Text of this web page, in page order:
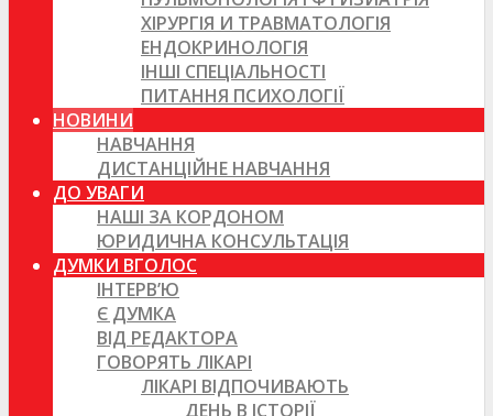
ХІРУРГІЯ И ТРАВМАТОЛОГІЯ
ЕНДОКРИНОЛОГІЯ
ІНШІ СПЕЦІАЛЬНОСТІ
ПИТАННЯ ПСИХОЛОГІЇ
НОВИНИ
НАВЧАННЯ
ДИСТАНЦІЙНЕ НАВЧАННЯ
ДО УВАГИ
НАШІ ЗА КОРДОНОМ
ЮРИДИЧНА КОНСУЛЬТАЦІЯ
ДУМКИ ВГОЛОС
ІНТЕРВ’Ю
Є ДУМКА
ВІД РЕДАКТОРА
ГОВОРЯТЬ ЛІКАРІ
ЛІКАРІ ВІДПОЧИВАЮТЬ
ДЕНЬ В ІСТОРІЇ